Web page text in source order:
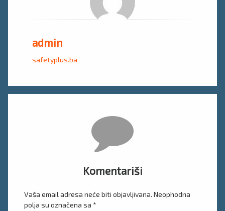
admin
safetyplus.ba
Komentariši
Vaša email adresa neće biti objavljivana. Neophodna
polja su označena sa *